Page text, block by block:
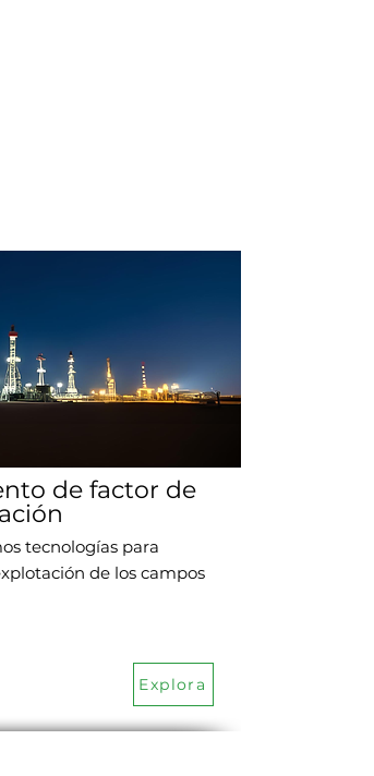
de factor de
tecnologías para
de los campos
Explora